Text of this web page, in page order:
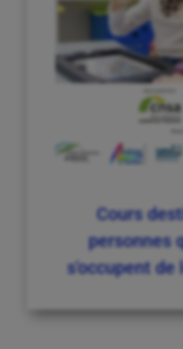
Cours
personnes
s'occupent de